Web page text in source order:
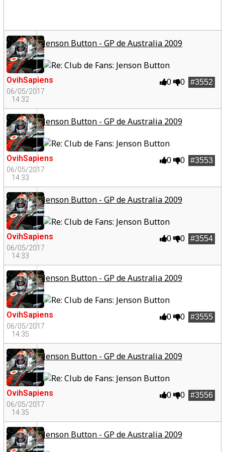
OvihSapiens
06/05/2017
14:32
Jenson Button - GP de Australia 2009
#3552
0 0
OvihSapiens
06/05/2017
14:33
Jenson Button - GP de Australia 2009
#3553
0 0
OvihSapiens
06/05/2017
14:33
Jenson Button - GP de Australia 2009
#3554
0 0
OvihSapiens
06/05/2017
14:35
Jenson Button - GP de Australia 2009
#3555
0 0
OvihSapiens
06/05/2017
14:35
Jenson Button - GP de Australia 2009
#3556
0 0
Jenson Button - GP de Australia 2009